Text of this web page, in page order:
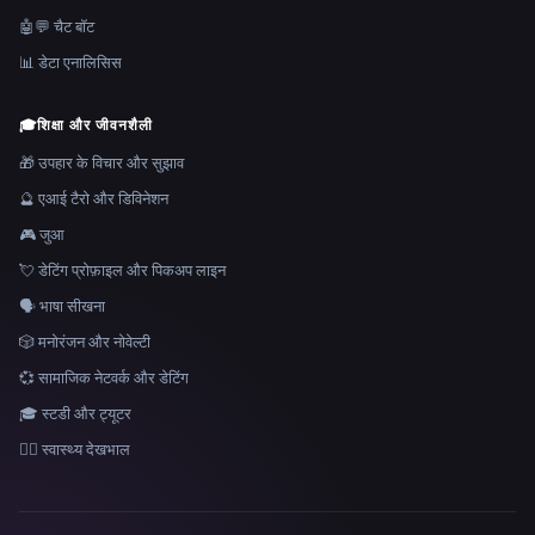
🤖💬 चैट बॉट
📊 डेटा एनालिसिस
🎓शिक्षा और जीवनशैली
🎁 उपहार के विचार और सुझाव
🔮 एआई टैरो और डिविनेशन
🎮 जुआ
💘 डेटिंग प्रोफ़ाइल और पिकअप लाइन
🗣️ भाषा सीखना
🎲 मनोरंजन और नोवेल्टी
💞 सामाजिक नेटवर्क और डेटिंग
🎓 स्टडी और ट्यूटर
👩‍⚕️ स्वास्थ्य देखभाल